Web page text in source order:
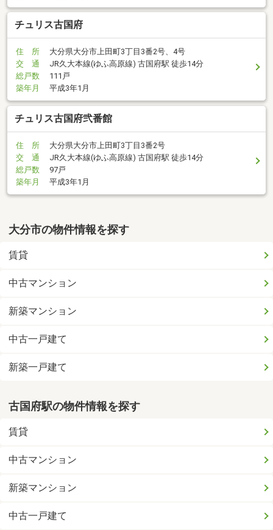
チュリス古国府
住 所
大分県大分市上田町3丁目3番2号、4号
交 通
JR久大本線(ゆふ高原線) 古国府駅 徒歩14分
総戸数
111戸
築年月
平成3年1月
チュリス古国府弐番館
住 所
大分県大分市上田町3丁目3番2号
交 通
JR久大本線(ゆふ高原線) 古国府駅 徒歩14分
総戸数
97戸
築年月
平成3年1月
大分市の物件情報を探す
賃貸
中古マンション
新築マンション
中古一戸建て
新築一戸建て
古国府駅の物件情報を探す
賃貸
中古マンション
新築マンション
中古一戸建て